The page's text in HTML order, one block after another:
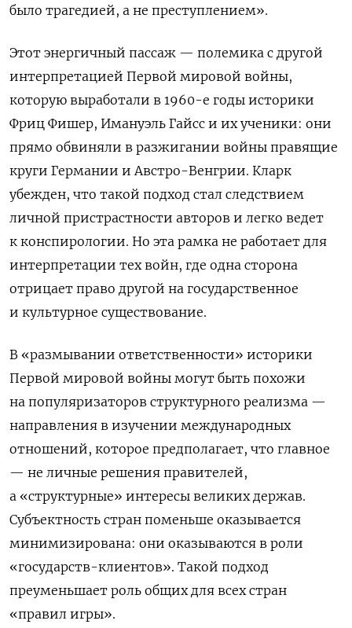
было трагедией, а не преступлением».
Этот энергичный пассаж — полемика с другой
интерпретацией Первой мировой войны,
которую выработали в 1960-е годы историки
Фриц Фишер, Имануэль Гайсс и их ученики: они
прямо обвиняли в разжигании войны правящие
круги Германии и Австро-Венгрии. Кларк
убежден, что такой подход стал следствием
личной пристрастности авторов и легко ведет
к конспирологии. Но эта рамка не работает для
интерпретации тех войн, где одна сторона
отрицает право другой на государственное
и культурное существование.
В «размывании ответственности» историки
Первой мировой войны могут быть похожи
на популяризаторов структурного реализма —
направления в изучении международных
отношений, которое предполагает, что главное
— не личные решения правителей,
а «структурные» интересы великих держав.
Субъектность стран поменьше оказывается
минимизирована: они оказываются в роли
«государств-клиентов». Такой подход
преуменьшает роль общих для всех стран
«правил игры».